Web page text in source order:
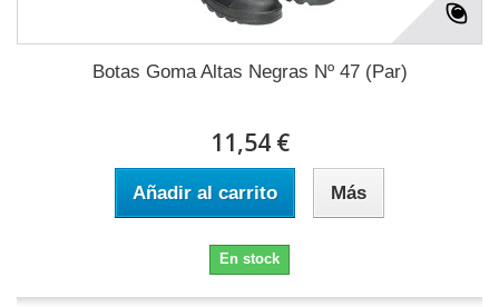
Botas Goma Altas Negras Nº 47 (Par)
11,54 €
Añadir al carrito Más
En stock